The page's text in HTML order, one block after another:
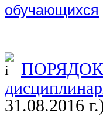
обучающихся
ПОРЯДОК
31.08.2016 г.